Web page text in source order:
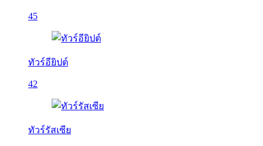
45
ทัวร์อียิปต์
42
ทัวร์รัสเซีย